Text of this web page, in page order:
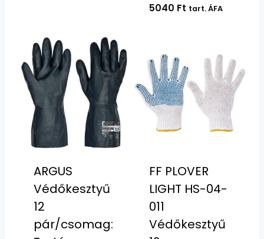
5040 Ft tart. ÁFA
ARGUS
Védőkesztyű
12
pár/csomag:
FF PLOVER
LIGHT HS-04-
011
Védőkesztyű